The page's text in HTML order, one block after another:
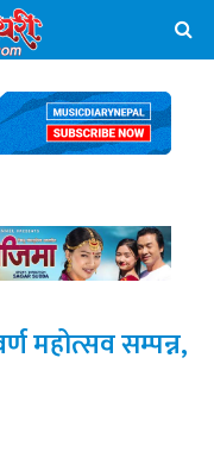
महोत्सव सम्पन्न,